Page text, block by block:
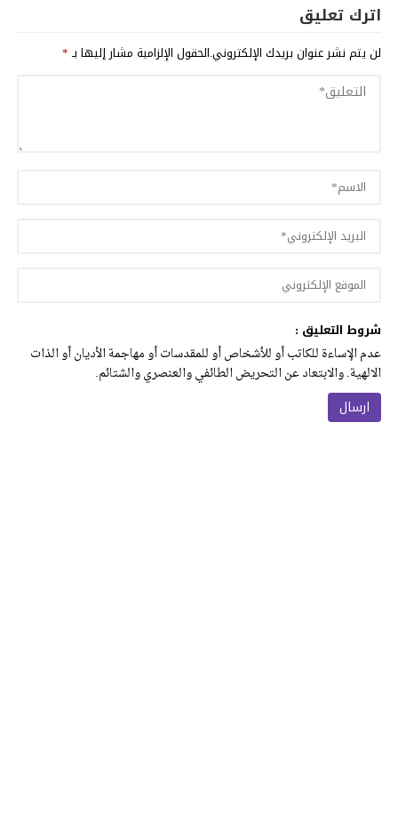
اترك تعليق
لن يتم نشر عنوان بريدك الإلكتروني.الحقول الإلزامية مشار إليها بـ*
شروط التعليق :
عدم الإساءة للكاتب أو للأشخاص أو للمقدسات أو مهاجمة الأديان أو الذات
الالهية. والابتعاد عن التحريض الطائفي والعنصري والشتائم.